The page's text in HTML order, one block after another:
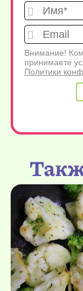
Внимание!
принимаете
Политики